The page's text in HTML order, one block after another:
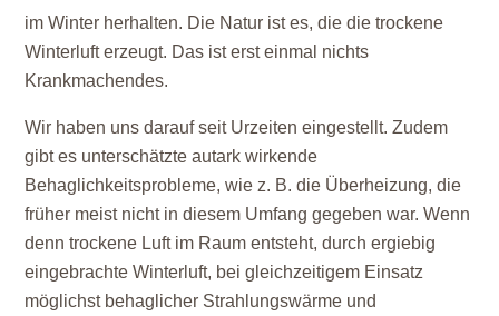
im Winter herhalten. Die Natur ist es, die die trockene
Winterluft erzeugt. Das ist erst einmal nichts
Krankmachendes.
Wir haben uns darauf seit Urzeiten eingestellt. Zudem
gibt es unterschätzte autark wirkende
Behaglichkeitsprobleme, wie z. B. die Überheizung, die
früher meist nicht in diesem Umfang gegeben war. Wenn
denn trockene Luft im Raum entsteht, durch ergiebig
eingebrachte Winterluft, bei gleichzeitigem Einsatz
möglichst behaglicher Strahlungswärme und